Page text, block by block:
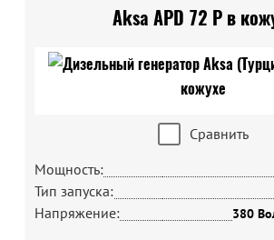
Aksa APD 72 P в
Сравнить
Мощность:
Тип запуска:
Напряжение: 380